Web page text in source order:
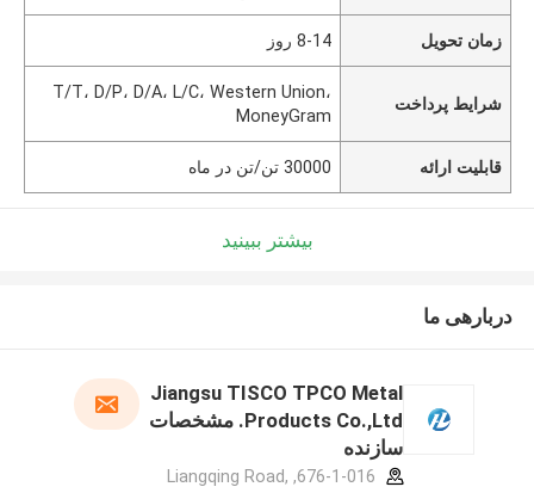
زمان تحویل 8-14 روز
شرایط پرداخت
T/T، D/P، D/A، L/C، Western Union،
MoneyGram
قابلیت ارائه 30000 تن/تن در ماه
بیشتر ببینید
دربارهی ما
Jiangsu TISCO TPCO Metal
Products Co.,Ltd. مشخصات
سازنده
676-1-016, Liangqing Road,